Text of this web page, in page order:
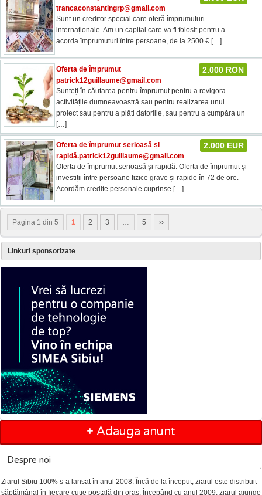
trancaconstantingrp@gmail.com
Sunt un creditor special care oferă împrumuturi
internaționale. Am un capital care va fi folosit pentru a
acorda împrumuturi între persoane, de la 2500 € […]
2.000 RON
Oferta de împrumut
patrick12guillaume@gmail.com
Sunteți în căutarea pentru împrumut pentru a revigora
activitățile dumneavoastră sau pentru realizarea unui
proiect sau pentru a plăti datoriile, sau pentru a cumpăra un
[…]
2.000 EUR
Oferta de împrumut serioasă și
rapidă.patrick12guillaume@gmail.com
Oferta de împrumut serioasă și rapidă. Oferta de împrumut și
investiții între persoane fizice grave și rapide în 72 de ore.
Acordăm credite personale cuprinse […]
Pagina 1 din 5 1 2 3 … 5 ››
Linkuri sponsorizate
+ Adauga anunt
Despre noi
Ziarul Sibiu 100% s-a lansat în anul 2008. Încă de la început, ziarul este distribuit
săptămânal în fiecare cutie poştală din oraş. Începând cu anul 2009, ziarul ajunge